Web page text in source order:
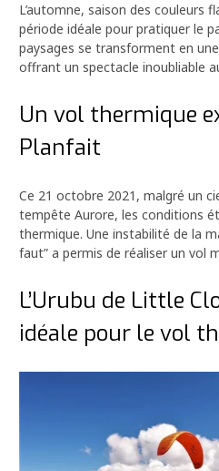
L’automne, saison des couleurs
période idéale pour pratiquer le
paysages se transforment en
offrant un spectacle inoubliable
Un vol thermique
Planfait
Ce 21 octobre 2021, malgré un
tempête Aurore, les conditions
thermique. Une instabilité de la
faut” a permis de réaliser un vol
L’Urubu de Little
idéale pour le vol